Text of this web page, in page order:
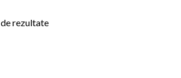
rezultate